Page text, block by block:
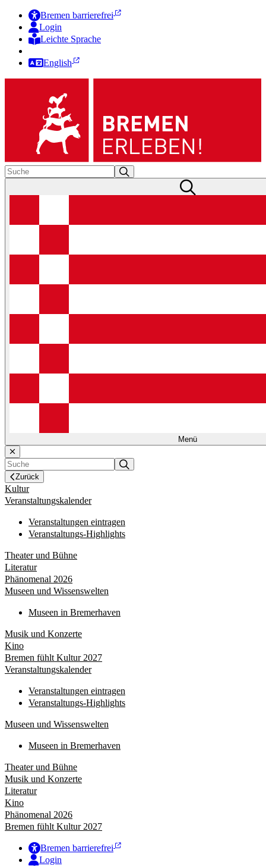
Bremen barrierefrei
Login
Leichte Sprache
English
Menü
Zurück
Kultur
Veranstaltungskalender
Veranstaltungen eintragen
Veranstaltungs-Highlights
Theater und Bühne
Literatur
Phänomenal 2026
Museen und Wissenswelten
Museen in Bremerhaven
Musik und Konzerte
Kino
Bremen fühlt Kultur 2027
Veranstaltungskalender
Veranstaltungen eintragen
Veranstaltungs-Highlights
Museen und Wissenswelten
Museen in Bremerhaven
Theater und Bühne
Musik und Konzerte
Literatur
Kino
Phänomenal 2026
Bremen fühlt Kultur 2027
Bremen barrierefrei
Login